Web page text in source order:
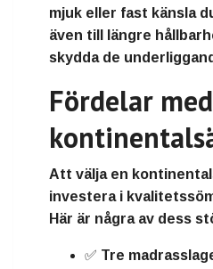
mjuk eller fast känsla
även till längre
skydda de
Fördelar
Att välja en
investera i
Här är några av dess
✅ Tre